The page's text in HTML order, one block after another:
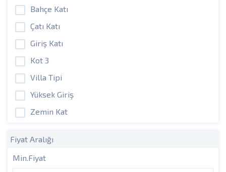
Bahçe Katı
Çatı Katı
Giriş Katı
Kot 3
Villa Tipi
Yüksek Giriş
Zemin Kat
Fiyat Aralığı
Min.Fiyat